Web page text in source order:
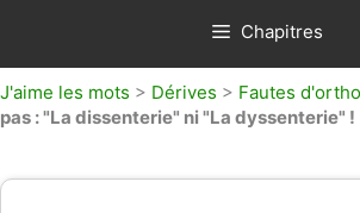
Chapitres
J'aime les mots > Dérives > Fautes
pas : "La dissenterie" ni "La dyssenterie" !